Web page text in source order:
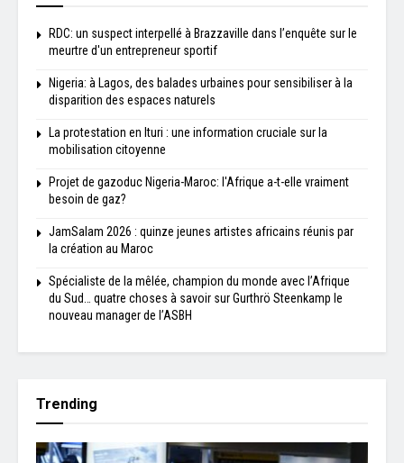
RDC: un suspect interpellé à Brazzaville dans l’enquête sur le
meurtre d'un entrepreneur sportif
Nigeria: à Lagos, des balades urbaines pour sensibiliser à la
disparition des espaces naturels
La protestation en Ituri : une information cruciale sur la
mobilisation citoyenne
Projet de gazoduc Nigeria-Maroc: l'Afrique a-t-elle vraiment
besoin de gaz?
JamSalam 2026 : quinze jeunes artistes africains réunis par
la création au Maroc
Spécialiste de la mêlée, champion du monde avec l’Afrique
du Sud… quatre choses à savoir sur Gurthrö Steenkamp le
nouveau manager de l’ASBH
Trending